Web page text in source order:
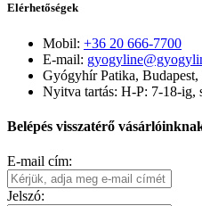
Elérhetőségek
Mobil: +36 20 666-7700
E-mail:
Gyógyhír Patika,
Nyitva tartás: H-P: 7-18-ig,
Belépés visszatérő
E-mail cím:
Jelszó: